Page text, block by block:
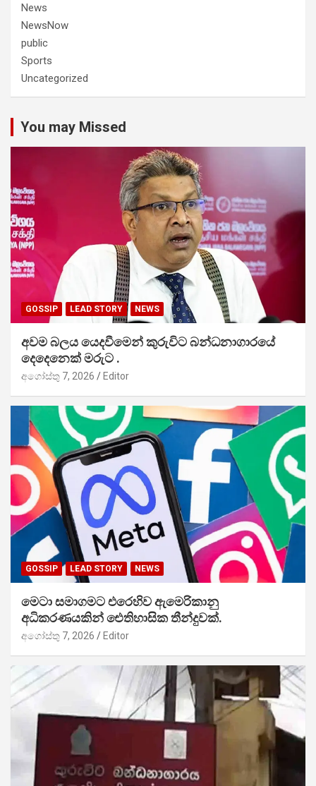
News
NewsNow
public
Sports
Uncategorized
You may Missed
GOSSIP LEAD STORY NEWS
අවම බලය යෙදවීමෙන් කුරුවිට බන්ධනාගාරයේ
දෙදෙනෙක් මරුට .
අගෝස්තු 7, 2026 Editor
GOSSIP LEAD STORY NEWS
මෙටා සමාගමට එරෙහිව ඇමෙරිකානු
අධිකරණයකින් ඓතිහාසික තීන්දුවක්.
අගෝස්තු 7, 2026 Editor